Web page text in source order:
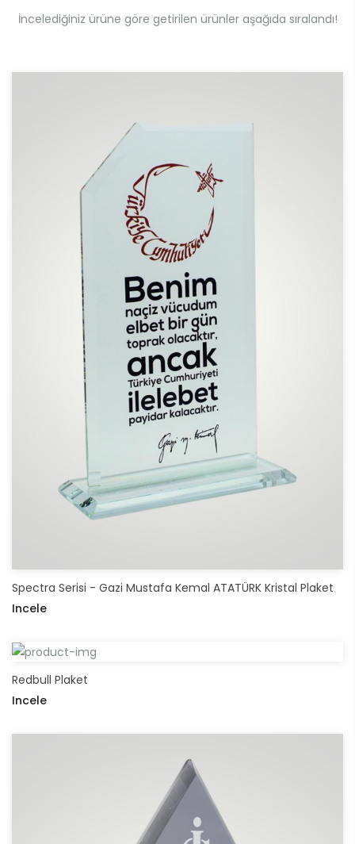
İncelediğiniz ürüne göre getirilen ürünler aşağıda sıralandı!
Spectra Serisi - Gazi Mustafa Kemal ATATÜRK Kristal Plaket
Incele
Redbull Plaket
Incele